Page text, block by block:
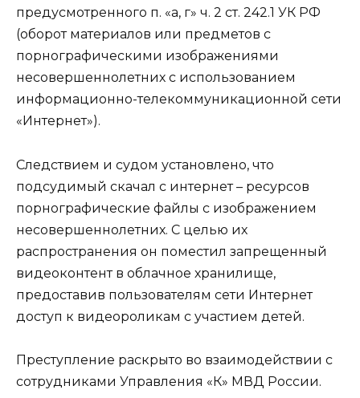
предусмотренного п. «а, г» ч. 2 ст. 242.1 УК РФ
(оборот материалов или предметов с
порнографическими изображениями
несовершеннолетних с использованием
информационно-телекоммуникационной сети
«Интернет»).
Следствием и судом установлено, что
подсудимый скачал с интернет – ресурсов
порнографические файлы с изображением
несовершеннолетних. С целью их
распространения он поместил запрещенный
видеоконтент в облачное хранилище,
предоставив пользователям сети Интернет
доступ к видеороликам с участием детей.
Преступление раскрыто во взаимодействии с
сотрудниками Управления «К» МВД России.